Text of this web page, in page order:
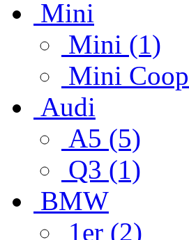
Mini
Mini (1)
Mini
Audi
A5 (5)
Q3 (1)
BMW
1er (2)